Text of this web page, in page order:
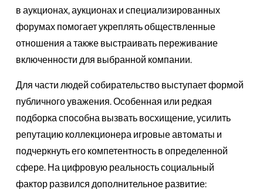
в аукционах, аукционах и специализированных
форумах помогает укреплять обществленные
отношения а также выстраивать переживание
включенности для выбранной компании.
Для части людей собирательство выступает формой
публичного уважения. Особенная или редкая
подборка способна вызвать восхищение, усилить
репутацию коллекционера игровые автоматы и
подчеркнуть его компетентность в определенной
сфере. На цифровую реальность социальный
фактор развился дополнительное развитие: